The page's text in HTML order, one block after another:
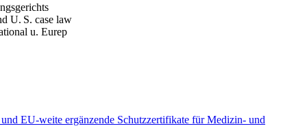
U. S. case law
u. Eurep
EU-weite ergänzende Schutzzertifikate für Medizin- und